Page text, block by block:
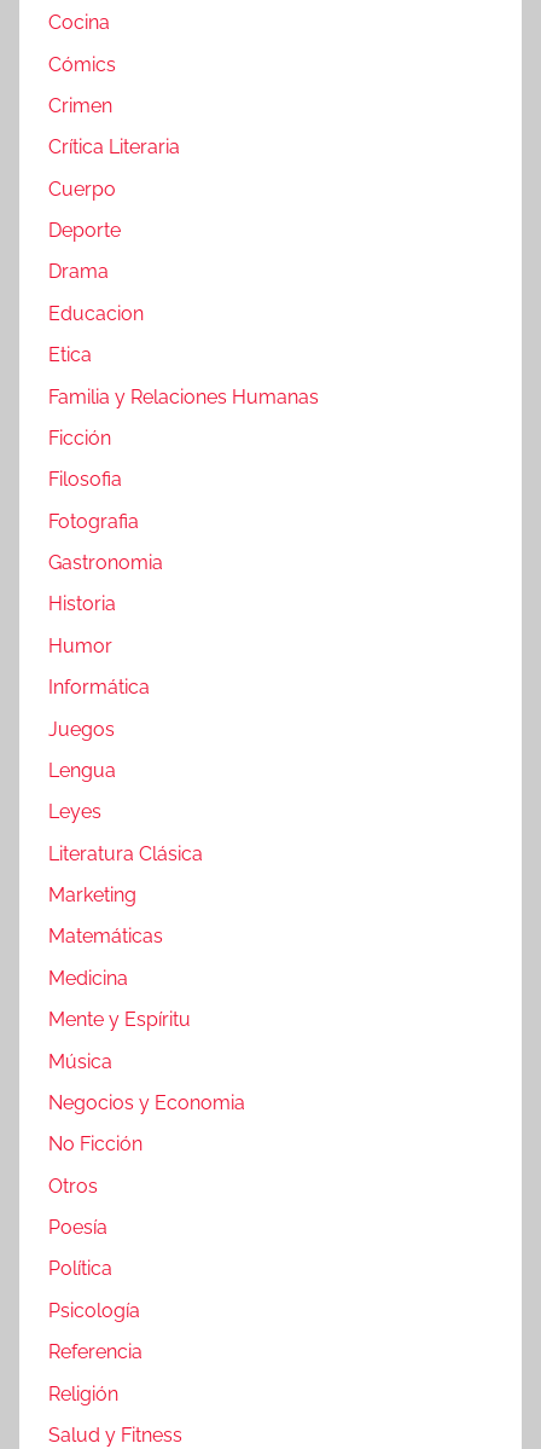
Cocina
Cómics
Crimen
Crítica Literaria
Cuerpo
Deporte
Drama
Educacion
Etica
Familia y Relaciones Humanas
Ficción
Filosofia
Fotografia
Gastronomia
Historia
Humor
Informática
Juegos
Lengua
Leyes
Literatura Clásica
Marketing
Matemáticas
Medicina
Mente y Espíritu
Música
Negocios y Economia
No Ficción
Otros
Poesía
Política
Psicología
Referencia
Religión
Salud y Fitness